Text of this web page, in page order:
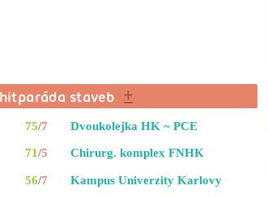
75/7
71/5
56/7
Dvoukolejka HK ~ PCE
Chirurg. komplex FNHK
Kampus Univerzity Karlovy